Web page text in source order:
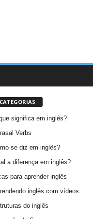
CATEGORIAS
significa em inglês?
Verbs
se diz em inglês?
a diferença em inglês?
para aprender inglês
inglês com vídeos
do inglês